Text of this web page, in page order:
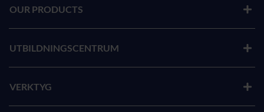
OUR PRODUCTS
UTBILDNINGSCENTRUM
VERKTYG